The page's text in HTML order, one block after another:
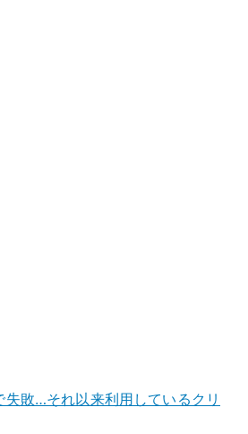
敗…それ以来利用しているクリ